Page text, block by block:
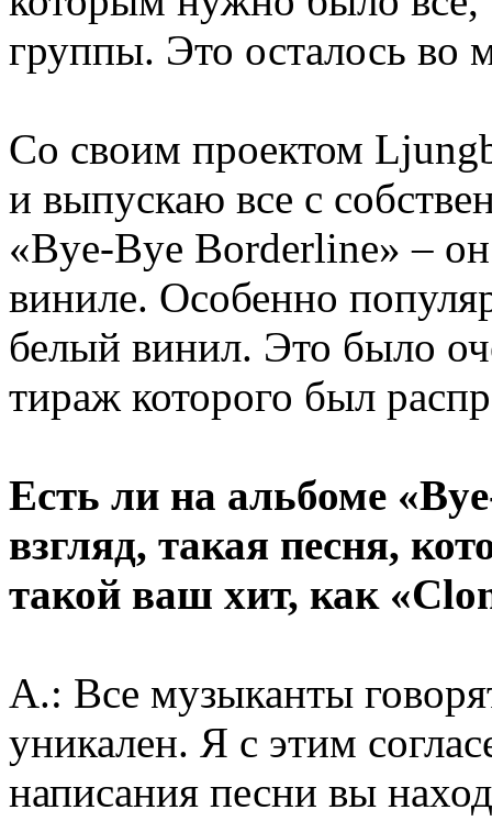
группы. Это осталось во
Со своим проектом
и выпускаю все с
«Bye-Bye Borderline» –
виниле. Особенно
белый винил. Это было
тираж которого был
Есть ли на альбоме
взгляд, такая песня,
такой ваш хит, как
А.: Все музыканты
уникален. Я с этим
написания песни вы